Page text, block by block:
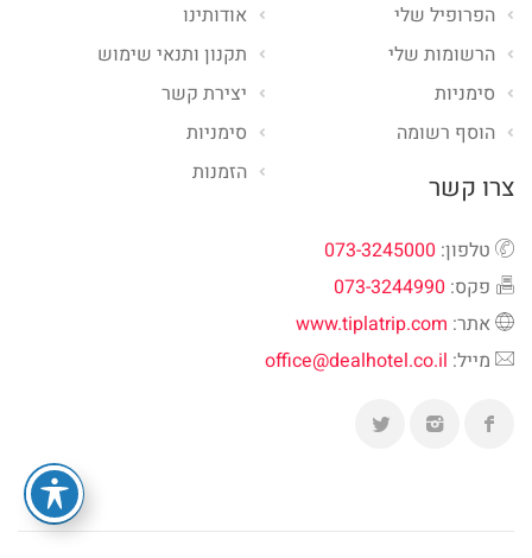
אודותינו
תקנון ותנאי שימוש
יצירת קשר
סימניות
הזמנות
הפרופיל שלי
הרשומות שלי
סימניות
הוסף רשומה
צרו קשר
טלפון: 073-3245000
פקס: 073-3244990
אתר: www.tiplatrip.com
מייל: office@dealhotel.co.il